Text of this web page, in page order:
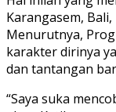
Karangasem,
Menurutnya,
karakter dirinya
dan tantangan
“Saya suka